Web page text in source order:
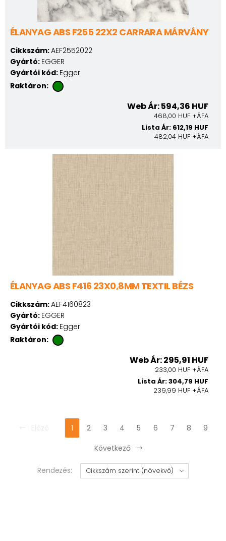
ÉLANYAG ABS F255 22X2 CARRARA MÁRVÁNY
Cikkszám:AEF2552022
Gyártó: EGGER
Gyártói kód: Egger
Raktáron:
Web Ár: 594,36 HUF
468,00 HUF +ÁFA
Lista Ár: 612,19 HUF
482,04 HUF +ÁFA
ÉLANYAG ABS F416 23X0,8MM TEXTIL BÉZS
Cikkszám:AEF4160823
Gyártó: EGGER
Gyártói kód: Egger
Raktáron:
Web Ár: 295,91 HUF
233,00 HUF +ÁFA
Lista Ár: 304,79 HUF
239,99 HUF +ÁFA
1 2 3 4 5 6 7 8
9
Következő
Rendezés: